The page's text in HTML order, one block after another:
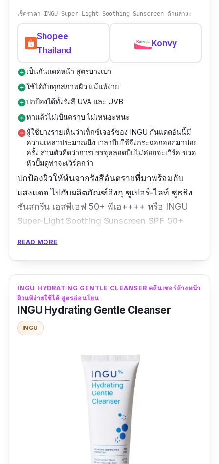
เช็คราคา INGU Super-Light Soothing Sunscreen ด้านล่าง:
Shopee
Thailand
Konvy
add_circleเป็นกันแดดหน้า สูตรบางเบา
add_circleใช้ได้กับทุกสภาพผิว แม้แพ้ง่าย
add_circleปกป้องได้ทั้งรังสี UVA และ UVB
add_circleทาแล้วไม่เป็นคราบ ไม่เหนอะหนะ
remove_circleผู้ใช้บางรายเห็นว่าเท็กซ์เจอร์ของ INGU กันแดดอันนี้มี
ความเหลวประมาณนึง เวลาบีบใช้จึงกระฉอกออกมาบ่อย
ครั้ง ส่วนตัวคิดว่าการบรรจุหลอดบีบไม่ค่อยจะเวิร์ค ขวด
หัวปั๊มดูท่าจะเวิร์คกว่า
ปกป้องผิวให้พ้นจากรังสีอันตรายที่มาพร้อมกับ
แสงแดด ไปกับผลิตภัณฑ์อิงกุ ซูเปอร์-ไลท์ ซูธธิง
ซันสกรีน เอสพีเอฟ 50+ พีเอ++++ หรือ INGU
Super-Light Soothing Sunscreen SPF 50+
ด้านการปกป้องรังสี UVA I, UVA II, UVB และ
HEV Light ได้อย่างครบครัน รับประกัน
ประสิทธิภาพในการปกป้องผิวจากแสงแดดได้นาน
ตลอดวัน ด้วยส่วนผสมที่สามารถป้องกันแสง
อันตรายได้รอบด้าน
ingu กันแดดตัวนี้ไม่มีกลิ่นเลยค้า
บ เนื้อดีฝุดๆ หลอดนึงใช้ได้ตั้ง 2-3 เดือนแน่ะ
READ MORE
INGU HYDRATING GENTLE CLEANSER คลีนเซอร์ล้างหน้า
ผิวแพ้ง่ายใช้ได้ สูตรอ่อนโยน
INGU Hydrating Gentle Cleanser
INGU